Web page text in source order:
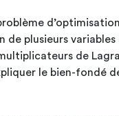
de plusieurs variables
de
le bien-fondé